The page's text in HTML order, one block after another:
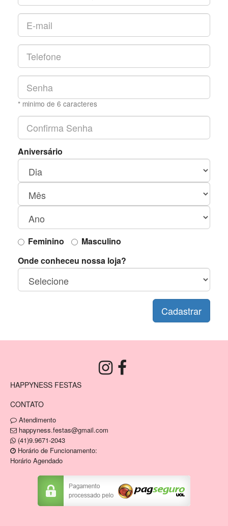
* minimo de 6 caracteres
Aniversário
Feminino
Masculino
Onde conheceu nossa loja?
Cadastrar
HAPPYNESS FESTAS
CONTATO
Atendimento
happyness.festas@gmail.com
(41)9.9671-2043
Horário de Funcionamento:
Horário Agendado